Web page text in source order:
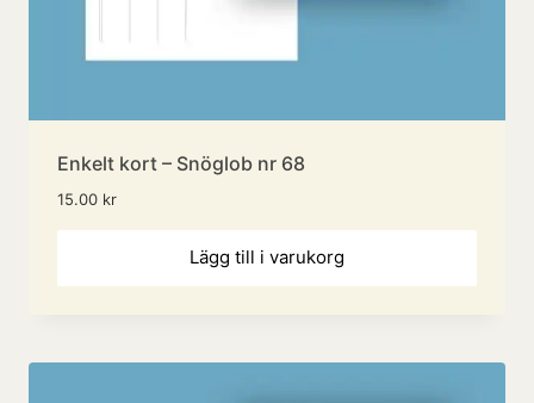
Enkelt kort – Snöglob nr 68
15.00 kr
Lägg till i varukorg